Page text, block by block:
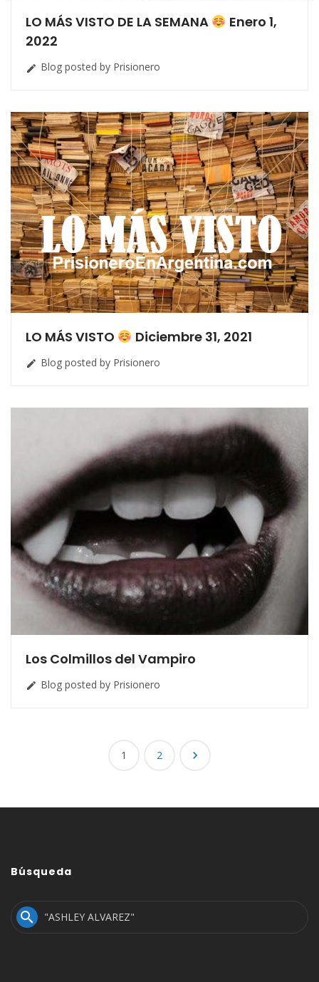
LO MÁS VISTO DE LA SEMANA
Enero 1,
2022
 Blog posted by Prisionero
LO MÁS VISTO Diciembre 31, 2021
 Blog posted by Prisionero
Los Colmillos del Vampiro
 Blog posted by Prisionero
1 2 
Búsqueda
